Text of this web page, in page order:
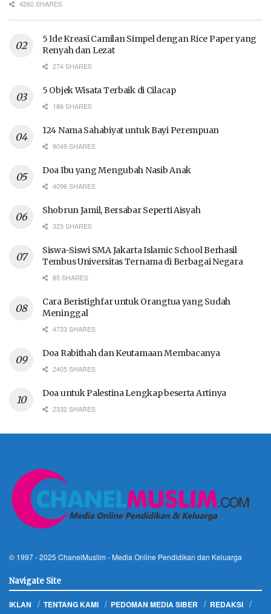
4260 SHARES
5 Ide Kreasi Camilan Simpel dengan Rice Paper yang
Renyah dan Lezat
274 SHARES
5 Objek Wisata Terbaik di Cilacap
186 SHARES
124 Nama Sahabiyat untuk Bayi Perempuan
9049 SHARES
Doa Ibu yang Mengubah Nasib Anak
4096 SHARES
Shobrun Jamil, Bersabar Seperti Aisyah
323 SHARES
Siswa-Siswi SMA Jakarta Islamic School Berhasil
Tembus Universitas Ternama di Berbagai Negara
85 SHARES
Cara Beristighfar untuk Orangtua yang Sudah
Meninggal
4733 SHARES
Doa Rabithah dan Keutamaan Membacanya
2405 SHARES
Doa untuk Palestina Lengkap beserta Artinya
2332 SHARES
© 1997 - 2025 ChanelMuslim - Media Online Pendidikan dan Keluarga
Navigate Site
IKLAN TENTANG KAMI PEDOMAN MEDIA SIBER
REDAKSI